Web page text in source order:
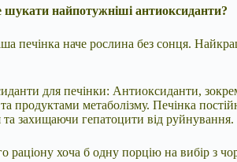
найпотужніші антиоксиданти?
печінка наче рослина без сонця.
для печінки: Антиоксиданти,
продуктами метаболізму. Печінка
захищаючи гепатоцити від руйнування.
хоча б одну порцію на вибір з